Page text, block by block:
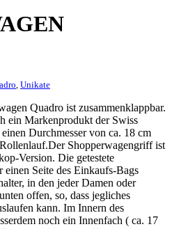
Unikate
Quadro ist zusammenklappbar.
ein Markenprodukt der Swiss
Durchmesser von ca. 18 cm
Shopperwagengriff ist
Version. Die getestete
Seite des Einkaufs-Bags
in den jeder Damen oder
offen, so, dass jegliches
kann. Im Innern des
noch ein Innenfach ( ca. 17